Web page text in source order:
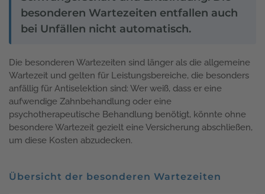
besonderen Wartezeiten entfallen auch
bei Unfällen nicht automatisch.
Die besonderen Wartezeiten sind länger als die allgemeine
Wartezeit und gelten für Leistungsbereiche, die besonders
anfällig für Antiselektion sind: Wer weiß, dass er eine
aufwendige Zahnbehandlung oder eine
psychotherapeutische Behandlung benötigt, könnte ohne
besondere Wartezeit gezielt eine Versicherung abschließen,
um diese Kosten abzudecken.
Übersicht der besonderen Wartezeiten